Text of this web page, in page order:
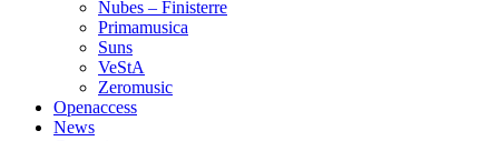
Nubes – Finisterre
Primamusica
Suns
VeStA
Zeromusic
Openaccess
News